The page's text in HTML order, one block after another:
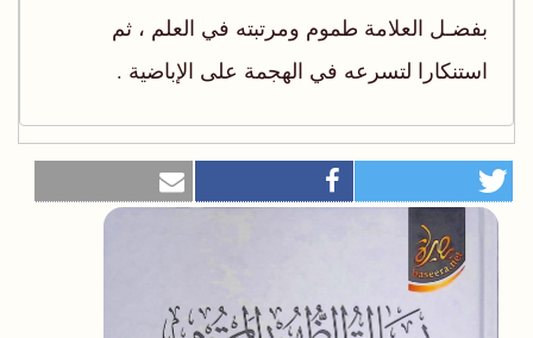
بفضـل العلامة طموم ومرتبته في العلم ، ثم
استنكارا لتسرعه في الهجمة على الإباضية .